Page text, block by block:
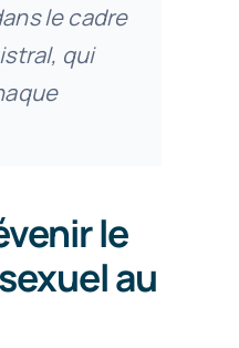
le cadre
qui
le
au